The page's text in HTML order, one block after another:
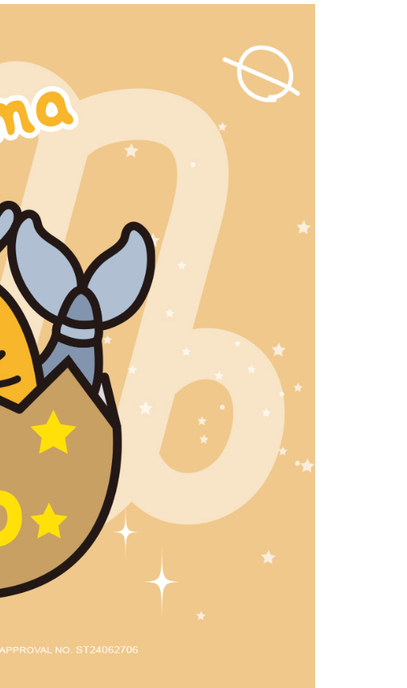
絡購買商品的店家。未經商家同意取消之訂單仍視為有效，需透過AFTEE
享後付繳納相關費用。
※ 交易是否成功請以「AFTEE先享後付 」之結帳頁面顯示為準，若有關於
否繳費成功／繳費後需取消欲退款等相關疑問，請聯繫「AFTEE先享後
付客戶支援中心」https://netprotections.freshdesk.com/support/home
注意事項】
１．透過由恩沛科技股份有限公司提供之「AFTEE先享後付」服務完成之
交易，需依本服務之必要範圍內提供個人資料，並將交易相關給付款項請
求債權轉讓予恩沛科技股份有限公司。
２．關於個人資料處理事宜，請瀏覽以下網址：
https://aftee.tw/terms/#terms3
３．未成年的使用者請事先徵得法定代理人或監護人之同意方可使用
AFTEE先享後付」，若未經同意申辦者引起之損失，本公司不負相關責
。
４．使用「AFTEE先享後付」時，將依據個別帳號之用戶狀況，依本公司
時審查核予不同之上限額度；若仍有額度不足之情形，本公司將視審查
結果請求用戶進行身份認證。
５．嚴禁一人註冊多個帳號或使用他人資訊註冊。若發現惡意使用之情
形，恩沛科技股份有限公司將有權停止該用戶之使用額度並採取法律行
筆NT$60，滿NT$1,500(含以上)免運費
款後門市自取
運費
家/地區配送